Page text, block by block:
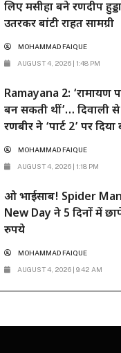
लिए मसीहा बने रणदीप
उतरकर बांटी राहत सामग्री
MOHAMMAD FAIQUE
AUGUST 4, 2026 | 1:48 PM
Ramayana 2: ‘रामायण
बन सकती थीं’… दिवाली
रणबीर ने ‘पार्ट 2’ पर दिया
MOHAMMAD FAIQUE
AUGUST 4, 2026 | 1:18 PM
ओ भाईसाब! Spider
New Day ने 5 दिनों में
रुपये
MOHAMMAD FAIQUE
AUGUST 4, 2026 | 9:42 AM